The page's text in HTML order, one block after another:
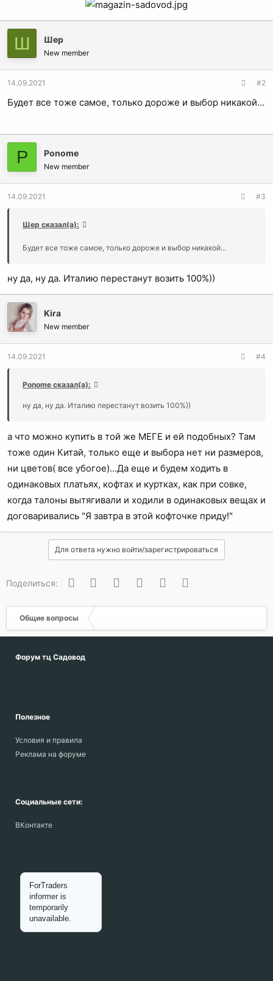
Ш Шер
New member
14.09.2021 #2
Будет все тоже самое, только дороже и выбор никакой...
P Ponome
New member
14.09.2021 #3
Шер сказал(а):
Будет все тоже самое, только дороже и выбор никакой...
ну да, ну да. Италию перестанут возить 100%))
Kira
New member
14.09.2021 #4
Ponome сказал(а):
ну да, ну да. Италию перестанут возить 100%))
а что можно купить в той же МЕГЕ и ей подобных? Там
тоже один Китай, только еще и выбора нет ни размеров,
ни цветов( все убогое)...Да еще и будем ходить в
одинаковых платьях, кофтах и куртках, как при совке,
когда талоны вытягивали и ходили в одинаковых вещах и
договаривались "Я завтра в этой кофточке приду!"
Для ответа нужно войти/зарегистрироваться
Поделиться: ВконтактеОдноклассники
Facebook
Twitter WhatsApp
Общие вопросы
Форум тц Садовод
Полезное
Условия и правила
Реклама на форуме
Социальные сети:
ВКонтакте